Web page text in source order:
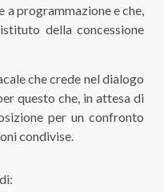
programmazione e che,
della concessione
che crede nel dialogo
questo che, in attesa di
per un confronto
condivise.